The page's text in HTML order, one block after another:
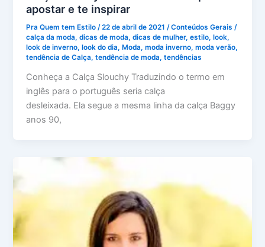
apostar e te inspirar
Pra Quem tem Estilo/22 de abril de 2021/Conteúdos Gerais /
calça da moda,dicas de moda,dicas de mulher,estilo, look,
look de inverno, look do dia, Moda,moda inverno,moda verão,
tendência de Calça,tendência de moda,tendências
Conheça a Calça Slouchy Traduzindo o termo em
inglês para o português seria calça
desleixada. Ela segue a mesma linha da calça Baggy
anos 90,